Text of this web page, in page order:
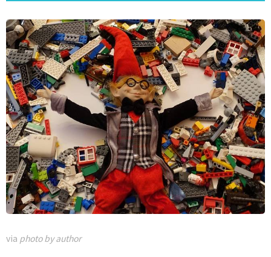
via photo by author